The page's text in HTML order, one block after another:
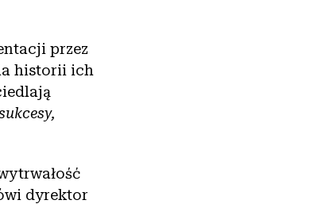
przez
historii ich
dyrektor